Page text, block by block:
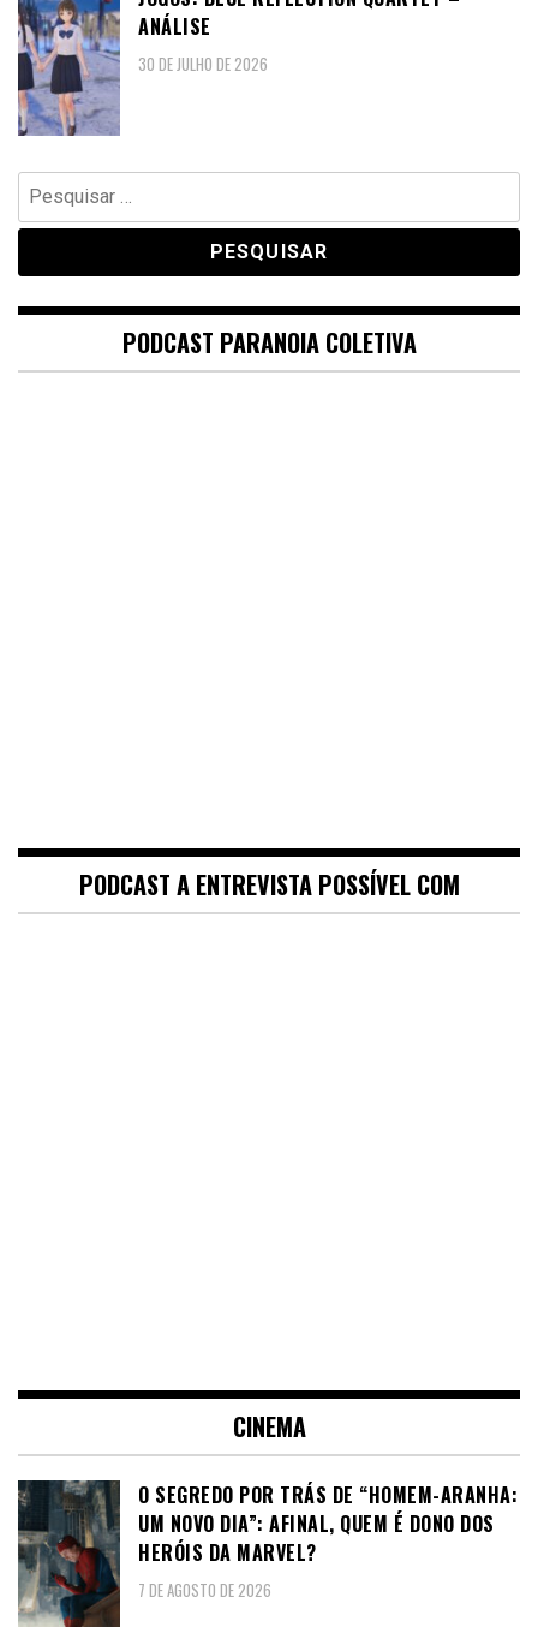
ANÁLISE
30 DE JULHO DE 2026
Pesquisar
por:
PODCAST PARANOIA COLETIVA
PODCAST A ENTREVISTA POSSÍVEL COM
CINEMA
O SEGREDO POR TRÁS DE “HOMEM-ARANHA:
UM NOVO DIA”: AFINAL, QUEM É DONO DOS
HERÓIS DA MARVEL?
7 DE AGOSTO DE 2026